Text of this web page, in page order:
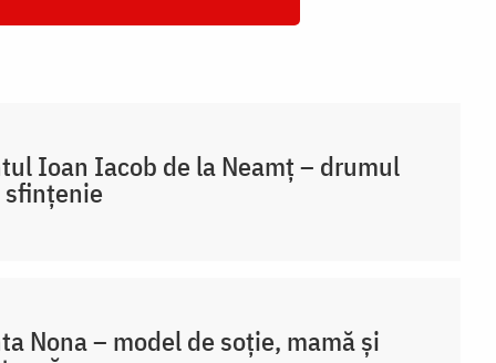
Ioan Iacob de la Neamț – drumul
sfințenie
Nona – model de soție, mamă și